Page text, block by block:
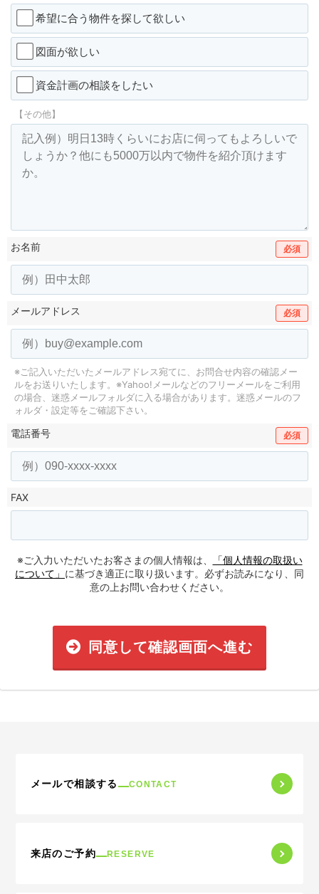
希望に合う物件を探して欲しい
図面が欲しい
資金計画の相談をしたい
【その他】
お名前 必須
メールアドレス 必須
※ご記入いただいたメールアドレス宛てに、お問合せ内容の確認メー
ルをお送りいたします。 ※Yahoo!メールなどのフリーメールをご利用
の場合、迷惑メールフォルダに入る場合があります。 迷惑メールのフ
ォルダ・設定等をご確認下さい。
電話番号 必須
FAX
※ご入力いただいたお客さまの個人情報は、
「個人情報の取扱い
について」 に基づき適正に取り扱います。必ずお読みになり、同
意の上お問い合わせください。
同意して確認画面へ進む
メールで相談する CONTACT
来店のご予約 RESERVE